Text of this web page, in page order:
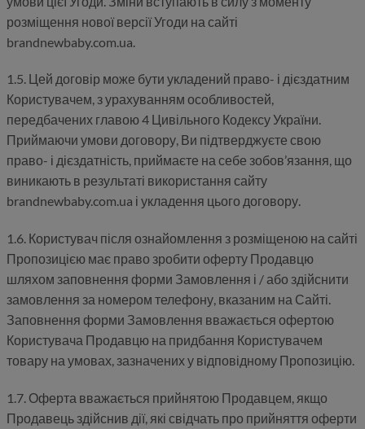
розміщення нової версії Угоди на сайті
brandnewbaby.com.ua.
1.5. Цей договір може бути укладений право- і дієздатним
Користувачем, з урахуванням особливостей,
передбачених главою 4 Цивільного Кодексу України.
Приймаючи умови договору, Ви підтверджуєте свою
право- і дієздатність, приймаєте на себе зобов’язання, що
виникають в результаті використання сайту
brandnewbaby.com.ua і укладення цього договору.
1.6. Користувач після ознайомлення з розміщеною на сайті
Пропозицією має право зробити оферту Продавцю
шляхом заповнення форми Замовлення і / або здійснити
замовлення за номером телефону, вказаним на Сайті.
Заповнення форми Замовлення вважається офертою
Користувача Продавцю на придбання Користувачем
товару на умовах, зазначених у відповідному Пропозицію.
1.7. Оферта вважається прийнятою Продавцем, якщо
Продавець здійснив дії, які свідчать про прийняття оферти